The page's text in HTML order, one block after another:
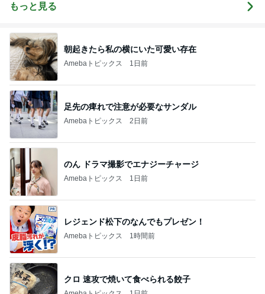
もっと見る
朝起きたら私の横にいた可愛い存在
Amebaトピックス 1日前
足先の痺れで注意が必要なサンダル
Amebaトピックス 2日前
のん ドラマ撮影でエナジーチャージ
Amebaトピックス 1日前
レジェンド松下のなんでもプレゼン！
Amebaトピックス 1時間前
クロ 速攻で焼いて食べられる餃子